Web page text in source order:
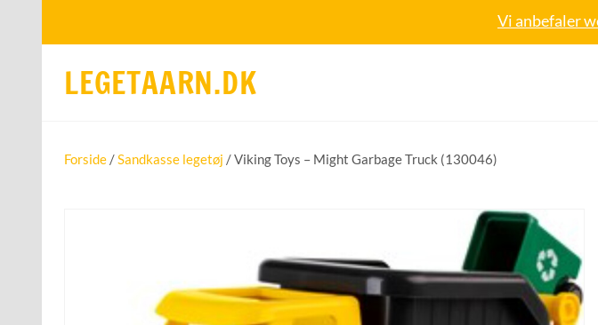
Vi anbefaler
LEGETAARN.DK
Forside /Sandkasse legetøj / Viking Toys – Might Garbage Truck (130046)